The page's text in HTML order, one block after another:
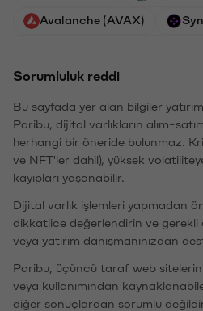
Avalanche (AVAX)
Sorumluluk reddi
Bu sayfada yer alan bilgiler
Paribu, dijital varlıkların alım-
herhangi bir öneride bulunmaz.
ve NFT'ler dahil), yüksek
kayıpları yaşanabilir.
Dijital varlık işlemleri yapmadan
dikkatlice değerlendirin ve
veya yatırım danışmanınızdan
Paribu, üçüncü taraf web
veya kullanımından
diğer sonuçlardan sorumlu